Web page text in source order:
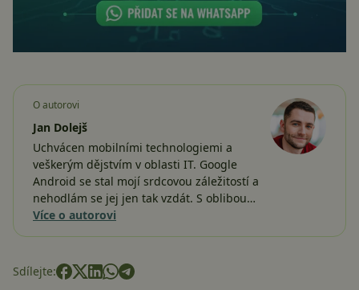
O autorovi
Jan Dolejš
Uchvácen mobilními technologiemi a
veškerým dějstvím v oblasti IT. Google
Android se stal mojí srdcovou záležitostí a
nehodlám se jej jen tak vzdát. S oblibou…
Více o autorovi
Sdílejte: